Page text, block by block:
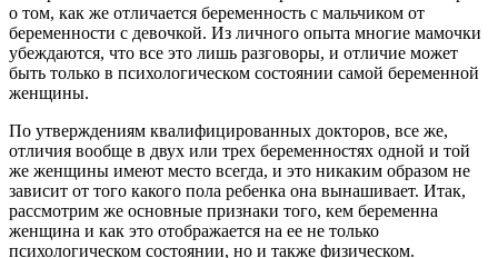
о том, как же отличается беременность с мальчиком от
беременности с девочкой. Из личного опыта многие мамочки
убеждаются, что все это лишь разговоры, и отличие может
быть только в психологическом состоянии самой беременной
женщины.
По утверждениям квалифицированных докторов, все же,
отличия вообще в двух или трех беременностях одной и той
же женщины имеют место всегда, и это никаким образом не
зависит от того какого пола ребенка она вынашивает. Итак,
рассмотрим же основные признаки того, кем беременна
женщина и как это отображается на ее не только
психологическом состоянии, но и также физическом.